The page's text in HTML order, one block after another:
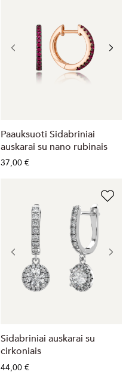
Paauksuoti Sidabriniai
auskarai su nano rubinais
37,00 €
Sidabriniai auskarai su
cirkoniais
44,00 €